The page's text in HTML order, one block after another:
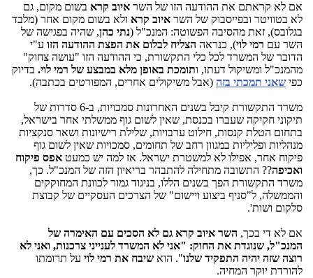
אם לא קראתם את ההודעה הזו של השר איוב קרא בשום מקום, גם
לא בטוויטר ובפייסבוק של השר איוב קרא ולא בשום מקום אחר (מלבד
בגלובס), זאת מהסיבה הפשוטה: המנכ"ל (נתי כהן, שהיה בפגישה של
השר עם רמי לוי), כנראה הצליח לבלום את הפצת ההודעה הזו ע"י
הדובר של המשרד לכל כלי התקשורת, כי ההודעה הזו "עושה צחוק"
מהמנכ"ל ומשיקול דעתו, ותומכת באופן מלא במבצע של רמי לוי. בדיוק
כפי שאני תמכתי בזה (אבל משיקולים אחרים, המפורטים בכתבה).
משרד התקשורת קיבל בשנים האחרונות סמכויות, ב-6 סדרות של
תיקוני חקיקה שעברו בכנסת, שאין לשום גוף ממשלתי אחר בישראל,
בתחום הטלת קנסות, חילוט ערבויות, שלילת רישיונות ושאר סנקציות
מנהליות ופליליות במגוון רחב של תחומים, סמכויות שאין לשום גוף
פיקוח אחר, אפילו לא למשטרת ישראל. אז למה יש כמעט אפס פיקוח
ואכיפה?? התשובה מתחילה להתבהר בריאיון הזה של המנכ"ל. כך,
משרד התקשורת הפך בשנים הללו, בניגוד גמור לכוונת המחוקקים
והממשלה, ל"סניף ביצוע ויישום" של הצרכים העסקיים של קבוצת
סלקום ושות'.
אם לא די בכך, השר איוב קרא גם לא הסכים עם האימרה של
המנכ"ל, שנוגדת את החוק: "אני לא המשרד לענייני צרכנות, ואני לא
רוצה שזה יהיה התפקיד שלנו". הוא שיבח את רמי לוי על תרומתו
להורדת יוקר המחיה.